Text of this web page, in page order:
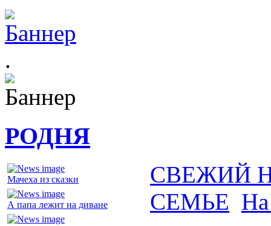
.
РОДНЯ
Мачеха из сказки
А папа лежит на диване
СВЕЖИЙ
СЕМЬЕ На